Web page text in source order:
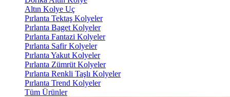
Altın Kolye Uç
Pırlanta Tektaş Kolyeler
Pırlanta Baget Kolyeler
Pırlanta Fantazi Kolyeler
Pırlanta Safir Kolyeler
Pırlanta Yakut Kolyeler
Pırlanta Zümrüt Kolyeler
Pırlanta Renkli Taşlı Kolyeler
Pırlanta Trend Kolyeler
Tüm Ürünler